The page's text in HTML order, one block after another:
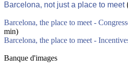
Barcelona, not just a place to meet
Barcelona, the place to meet -
min)
Barcelona, the place to meet -
Banque d'images